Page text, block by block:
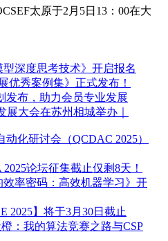
太原于2月5日13：00在大
型深度思考技术》开启报名
优秀案例集》正式发布！
发布，助力会员专业发展
大会在苏州相城举办｜
化研讨会（QCDAC 2025）
论坛征集截止仅剩8天！
效率密码：高效机器学习》开
2025】将于3月30日截止
：我的算法竞赛之路与CSP